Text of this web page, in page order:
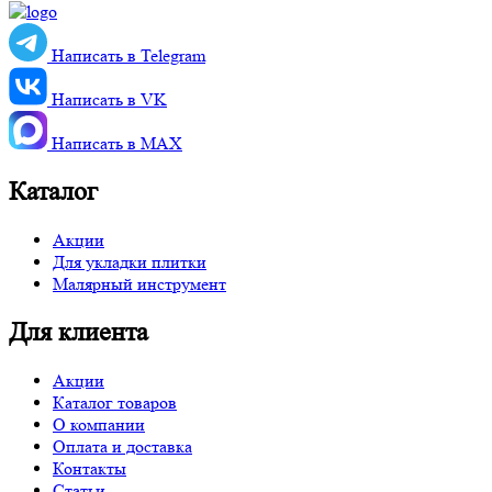
Написать в Telegram
Написать в VK
Написать в MАХ
Каталог
Акции
Для укладки плитки
Малярный инструмент
Для клиента
Акции
Каталог товаров
О компании
Оплата и доставка
Контакты